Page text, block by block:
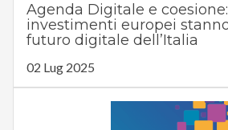
Agenda Digitale e
investimenti europei
futuro digitale dell’Italia
02 Lug 2025